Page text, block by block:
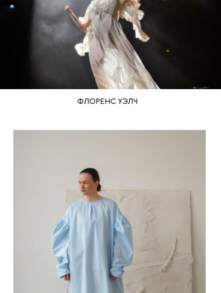
ФЛОРЕНС УЭЛЧ